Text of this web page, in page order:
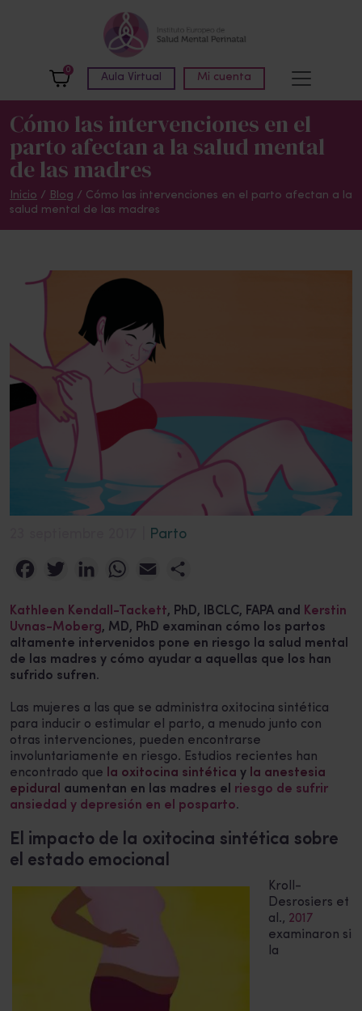
0
Aula Virtual Mi cuenta
Cómo las intervenciones en el
parto afectan a la salud mental
de las madres
Inicio / Blog / Cómo las intervenciones en el parto afectan a la
salud mental de las madres
Parto
FacebookTwitterLinkedInWhatsApp
Email
Kathleen Kendall-Tackett, PhD, IBCLC, FAPA and
Kerstin
Uvnas-Moberg, MD, PhD examinan cómo los partos
altamente intervenidos pone en riesgo la salud mental
de las madres y cómo ayudar a aquellas que los han
sufrido sufren.
Las mujeres a las que se administra oxitocina sintética
para inducir o estimular el parto, a menudo junto con
otras intervenciones, pueden encontrarse
involuntariamente en riesgo. Estudios recientes han
encontrado que
la oxitocina sintética y la anestesia
epidural
aumentan en las madres el riesgo de sufrir
ansiedad y depresión en el posparto.
El impacto de la oxitocina sintética sobre
el estado emocional
Kroll-
Desrosiers et
al., 2017
examinaron si
la